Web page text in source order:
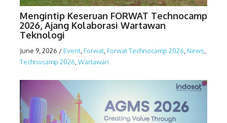
Mengintip Keseruan FORWAT Technocamp
2026, Ajang Kolaborasi Wartawan
Teknologi
June 9, 2026 /Event,Forwat,Forwat Technocamp 2026,News,
Technocamp 2026,Wartawan